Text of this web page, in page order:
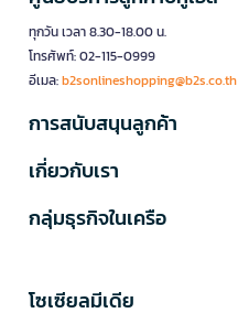
ทุกวัน เวลา 8.30-18.00 น.
โทรศัพท์: 02-115-0999
อีเมล:b2sonlineshopping@b2s.co.th
การสนับสนุนลูกค้า
เกี่ยวกับเรา
กลุ่มธุรกิจในเครือ
โซเซียลมีเดีย​